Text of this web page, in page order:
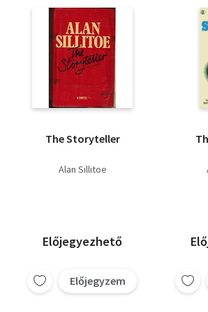
The Storyteller
Alan Sillitoe
Előjegyezhető
Előjegyzem